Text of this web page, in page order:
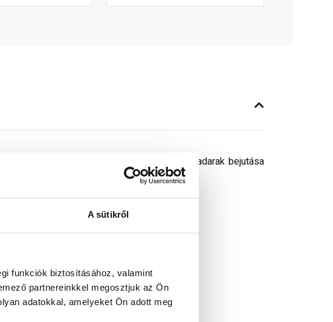
A sütikről
funkciók biztosításához, valamint
partnereinkkel megosztjuk az Ön
adatokkal, amelyeket Ön adott meg
lezárására használjuk.Védelmet nyújt a madarak bejutása
bevezetését a héjazat alá.